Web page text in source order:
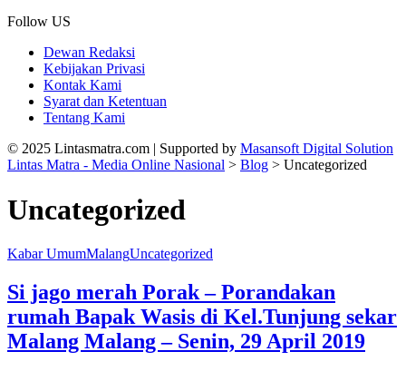
Follow US
Dewan Redaksi
Kebijakan Privasi
Kontak Kami
Syarat dan Ketentuan
Tentang Kami
© 2025 Lintasmatra.com | Supported by Masansoft Digital Solution
Lintas Matra - Media Online Nasional > Blog > Uncategorized
Uncategorized
Kabar UmumMalangUncategorized
Si jago merah Porak – Porandakan
rumah Bapak Wasis di Kel.Tunjung sekar
Malang Malang – Senin, 29 April 2019